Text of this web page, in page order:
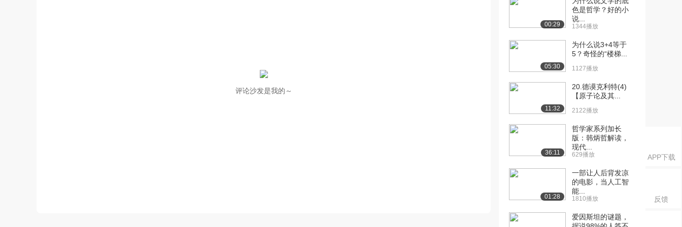
APP下载
反馈
评论沙发是我的～
00:29
色是哲学？好的小
说...
1344播放
05:30
为什么说3+4等于
5？奇怪的“楼梯...
1127播放
11:32
20.德谟克利特(4)
【原子论及其...
2122播放
36:11
哲学家系列加长
版：韩炳哲解读，
现代...
629播放
01:28
一部让人后背发凉
的电影，当人工智
能...
1810播放
爱因斯坦的谜题，